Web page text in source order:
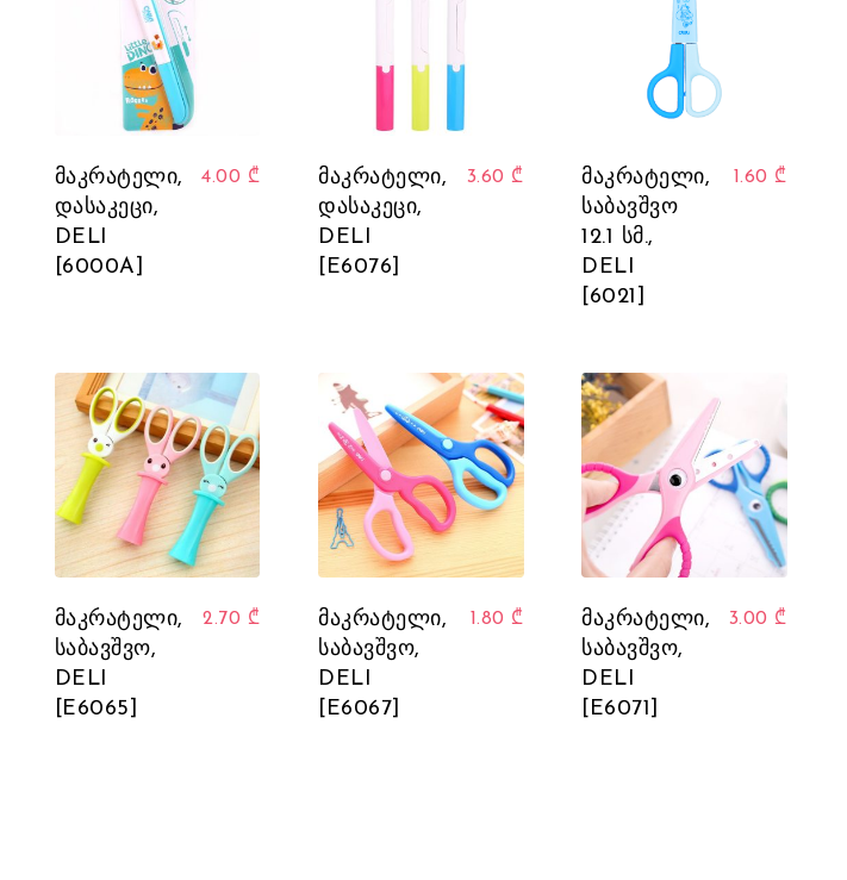
მაკრატელი,
დასაკეცი,
DELI
[6000A]
4.00 ₾
მაკრატელი,
დასაკეცი,
DELI
[E6076]
3.60 ₾
მაკრატელი,
საბავშვო
12.1 სმ.,
DELI
[6021]
1.60 ₾
მაკრატელი,
საბავშვო,
DELI
[E6065]
2.70 ₾
მაკრატელი,
საბავშვო,
DELI
[E6067]
1.80 ₾
მაკრატელი,
საბავშვო,
DELI
[E6071]
3.00 ₾